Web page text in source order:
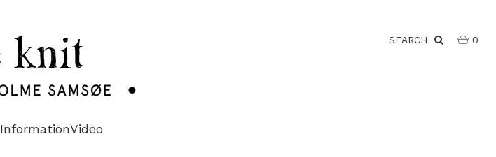
SEARCH 0
InformationVideo